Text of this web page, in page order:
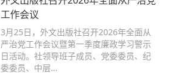
工作会议
3月25日，外文出版社召开2026年全面从
严治党工作会议暨第一季度廉政学习警示
日活动。社领导班子成员、党委委员、纪
委委员、中层…